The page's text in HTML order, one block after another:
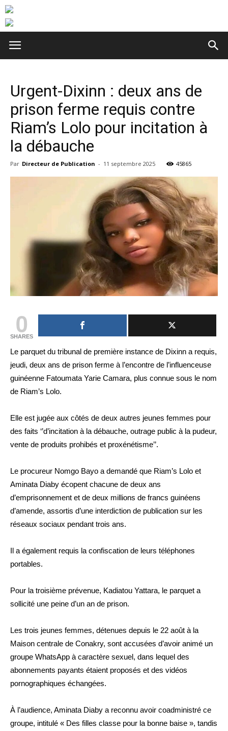
Urgent-Dixinn : deux ans de
prison ferme requis contre
Riam’s Lolo pour incitation à
la débauche
Par Directeur de Publication - 11 septembre 2025 45865
0
SHARES
Le parquet du tribunal de première instance de Dixinn a requis,
jeudi, deux ans de prison ferme à l’encontre de l’influenceuse
guinéenne Fatoumata Yarie Camara, plus connue sous le nom
de Riam’s Lolo.
Elle est jugée aux côtés de deux autres jeunes femmes pour
des faits ‘’d’incitation à la débauche, outrage public à la pudeur,
vente de produits prohibés et proxénétisme’’.
Le procureur Nomgo Bayo a demandé que Riam’s Lolo et
Aminata Diaby écopent chacune de deux ans
d’emprisonnement et de deux millions de francs guinéens
d’amende, assortis d’une interdiction de publication sur les
réseaux sociaux pendant trois ans.
Il a également requis la confiscation de leurs téléphones
portables.
Pour la troisième prévenue, Kadiatou Yattara, le parquet a
sollicité une peine d’un an de prison.
Les trois jeunes femmes, détenues depuis le 22 août à la
Maison centrale de Conakry, sont accusées d’avoir animé un
groupe WhatsApp à caractère sexuel, dans lequel des
abonnements payants étaient proposés et des vidéos
pornographiques échangées.
À l’audience, Aminata Diaby a reconnu avoir coadministré ce
groupe, intitulé « Des filles classe pour la bonne baise », tandis